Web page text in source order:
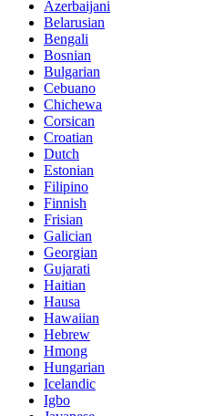
Azerbaijani
Belarusian
Bengali
Bosnian
Bulgarian
Cebuano
Chichewa
Corsican
Croatian
Dutch
Estonian
Filipino
Finnish
Frisian
Galician
Georgian
Gujarati
Haitian
Hausa
Hawaiian
Hebrew
Hmong
Hungarian
Icelandic
Igbo